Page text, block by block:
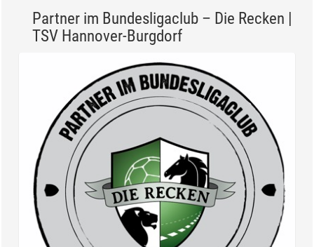
Partner im Bundesligaclub – Die Recken |
TSV Hannover-Burgdorf